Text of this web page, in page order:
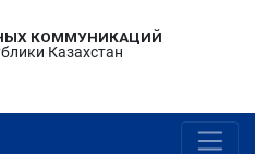
КОММУНИКАЦИЙ
Казахстан